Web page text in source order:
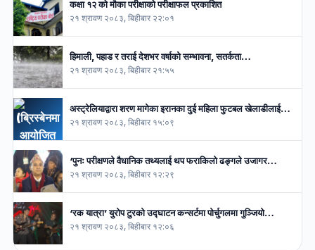
कक्षा १२ को मौका परीक्षाको परीक्षाफल प्रकाशित
२१ श्रावण २०८३, बिहीबार २२:०१
हिमाली, पहाड र तराई देशभर वर्षाको सम्भावना, सतर्कता…
२१ श्रावण २०८३, बिहीबार २१:५५
अस्ट्रेलियाद्वारा शरण मागेका इरानका दुई महिला फुटबल खेलाडीलाई…
२१ श्रावण २०८३, बिहीबार १५:०९
‘पुनः परीक्षणले वैधानिक तथ्यलाई थप फराकिलो ढङ्गले उजागर…
२१ श्रावण २०८३, बिहीबार १२:२९
‘रक यात्रा’ युरोप टुरको उद्घाटन कन्सर्टमा पोर्चुगलमा गुञ्जियो…
२१ श्रावण २०८३, बिहीबार १२:०६